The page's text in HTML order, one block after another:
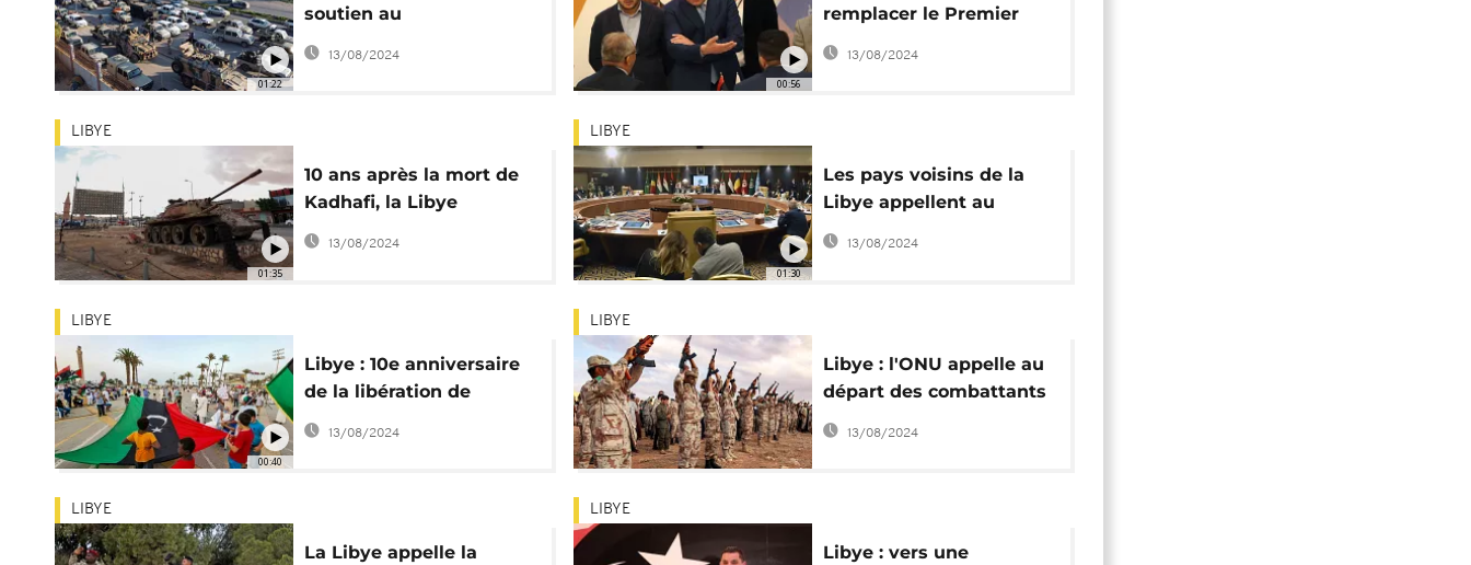
01:22
soutien au
gouvernement
d'Abdelhamid Dbeibah
13/08/2024
00:56
remplacer le Premier
ministre Abdelhamid
Dbeibah
13/08/2024
01:35
LIBYE
10 ans après la mort de
Kadhafi, la Libye
cherche la stabilité
13/08/2024
01:30
LIBYE
Les pays voisins de la
Libye appellent au
retrait des mercenaires
13/08/2024
00:40
LIBYE
Libye : 10e anniversaire
de la libération de
Tripoli
13/08/2024
LIBYE
Libye : l'ONU appelle au
départ des combattants
étrangers
13/08/2024
LIBYE
La Libye appelle la
LIBYE
Libye : vers une